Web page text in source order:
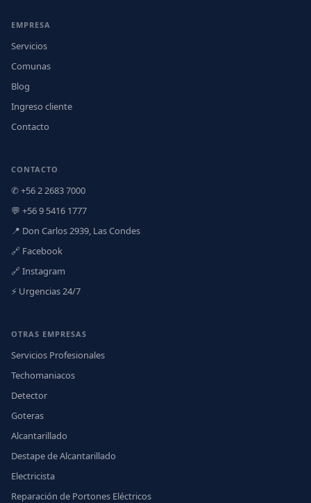
EMPRESA
Servicios
Comunas
Blog
Ingreso cliente
Contacto
CONTACTO
✆ +56 2 2683 7000
💬 +56 9 5416 1777
📍 Don Carlos 2939, Las Condes
🔗 Facebook
🔗 Instagram
⚡ Urgencias 24/7
OTRAS EMPRESAS
Servicios Profesionales
Techomaniacos
Detector
Goteras
Alcantarillado
Destape de Alcantarillado
Electricista
Reparación de Portones Eléctricos